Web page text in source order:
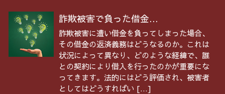
詐欺被害で負った借金...
詐欺被害に遭い借金を負ってしまった場合、
その借金の返済義務はどうなるのか。これは
状況によって異なり、どのような経緯で、誰
との契約により借入を行ったのかが重要にな
ってきます。法的にはどう評価され、被害者
としてはどうすればい […]